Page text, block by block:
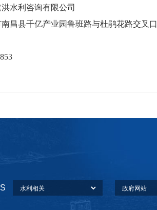
水利咨询有限公司
昌县千亿产业园鲁班路与杜鹃花路交叉口